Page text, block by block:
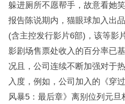
躲进厕所不愿帮手，故意看她笑
报告陈说期内，猫眼球加入出
(含主控发行影片6部)，该等影
影剧场售票处收入的百分率已
况且，公司连续不断加强对于
入度，例如，公司加入的《穿
风暴5：最后章》离别位列元